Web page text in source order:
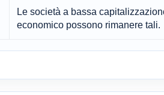
Le società a bassa
economico possono rimanere tali.